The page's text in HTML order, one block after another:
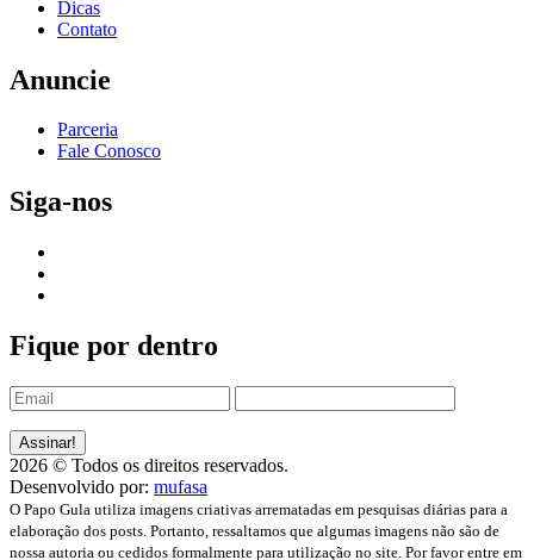
Dicas
Contato
Anuncie
Parceria
Fale Conosco
Siga-nos
Fique por dentro
2026 © Todos os direitos reservados.
Desenvolvido por: mufasa
O Papo Gula utiliza imagens criativas arrematadas em pesquisas diárias para a
elaboração dos posts. Portanto, ressaltamos que algumas imagens não são de
nossa autoria ou cedidos formalmente para utilização no site. Por favor entre em